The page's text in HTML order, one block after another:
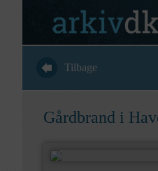
Tilbage
Gårdbrand i